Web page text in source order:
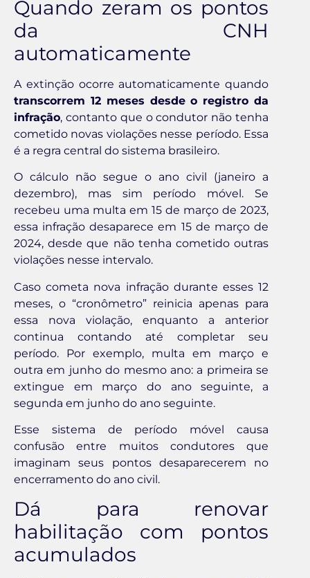
Quando zeram os pontos
da CNH
automaticamente
A extinção ocorre automaticamente quando
transcorrem 12 meses desde o registro da
infração, contanto que o condutor não tenha
cometido novas violações nesse período. Essa
é a regra central do sistema brasileiro.
O cálculo não segue o ano civil (janeiro a
dezembro), mas sim período móvel. Se
recebeu uma multa em 15 de março de 2023,
essa infração desaparece em 15 de março de
2024, desde que não tenha cometido outras
violações nesse intervalo.
Caso cometa nova infração durante esses 12
meses, o “cronômetro” reinicia apenas para
essa nova violação, enquanto a anterior
continua contando até completar seu
período. Por exemplo, multa em março e
outra em junho do mesmo ano: a primeira se
extingue em março do ano seguinte, a
segunda em junho do ano seguinte.
Esse sistema de período móvel causa
confusão entre muitos condutores que
imaginam seus pontos desaparecerem no
encerramento do ano civil.
Dá para renovar
habilitação com pontos
acumulados